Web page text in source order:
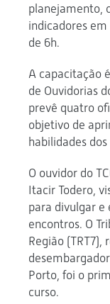
planejamento,
indicadores
de 6h.
A capacitação
de Ouvidorias
prevê quatro
objetivo de
habilidades
O ouvidor do
Itacir Todero,
para divulgar e
encontros. O
Região (TRT7),
Porto, foi o
curso.